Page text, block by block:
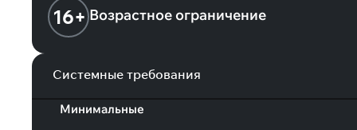
16+ Возрастное ограничение
Системные требования
Минимальные